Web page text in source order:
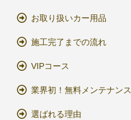
お取り扱いカー用品
施工完了までの流れ
VIPコース
業界初！無料メンテナンス
選ばれる理由